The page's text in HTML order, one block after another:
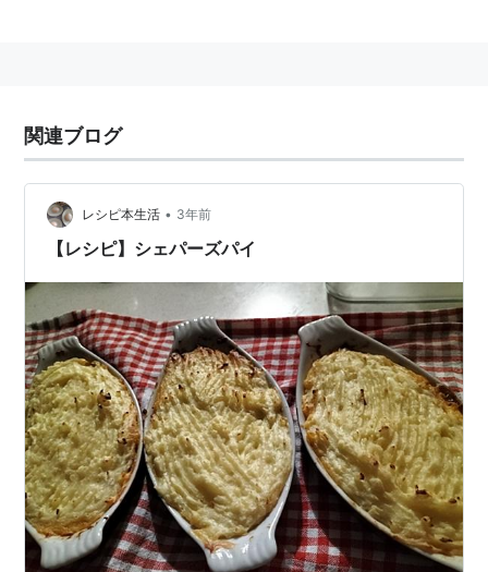
関連ブログ
レシピ本生活 • 3年前
【レシピ】シェパーズパイ